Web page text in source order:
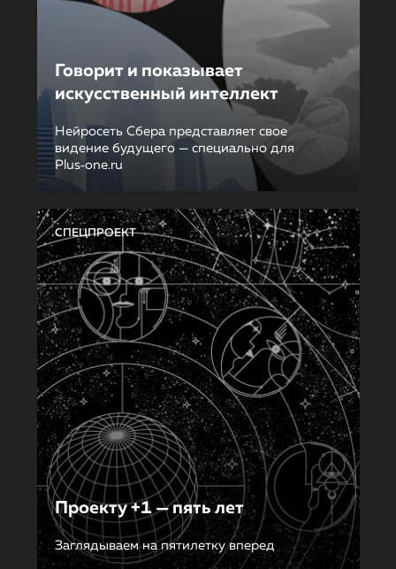
Говорит и показывает
искусственный интеллект
Нейросеть Сбера представляет свое
видение будущего — специально для
Plus‑one.ru
СПЕЦПРОЕКТ
Проекту +1 — пять лет
Заглядываем на пятилетку вперед